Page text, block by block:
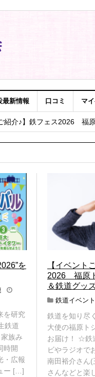
最新情報 口コミ マ
フェスティバル2026”を開催
紹介♪】鉄フェス2026 福
介♪】鉄フェス2026 その１
の宮都』が世界遺産に登録
を
を研究
鉄道
族み
時開
・広報
ー […]
【イベント
2026 福原
＆鉄道グッ
鉄道イベン
鉄道を知り尽
大使の福原ト
お届け！ ☆鉄
ビやラジオで
南田裕介さん(
さんなどと楽